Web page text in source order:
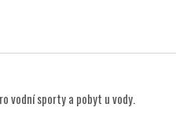
vodní sporty a pobyt u vody.